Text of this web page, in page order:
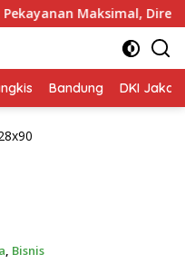
Jasa Raharja
Bandung DKI
, Bisnis